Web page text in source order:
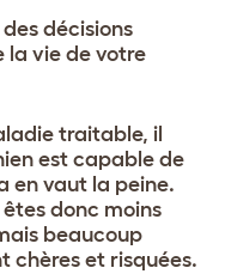
décisions
la vie de votre
traitable, il
est capable de
en vaut la peine.
donc moins
beaucoup
chères et risquées.